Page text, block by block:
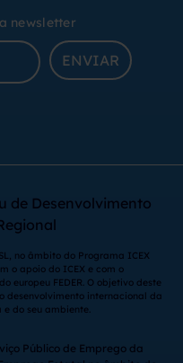
newsletter
ENVIAR
de Desenvolvimento
no âmbito do Programa ICEX
o apoio do ICEX e com o
europeu FEDER. O objetivo deste
desenvolvimento internacional da
e do seu ambiente.
Público de Emprego da